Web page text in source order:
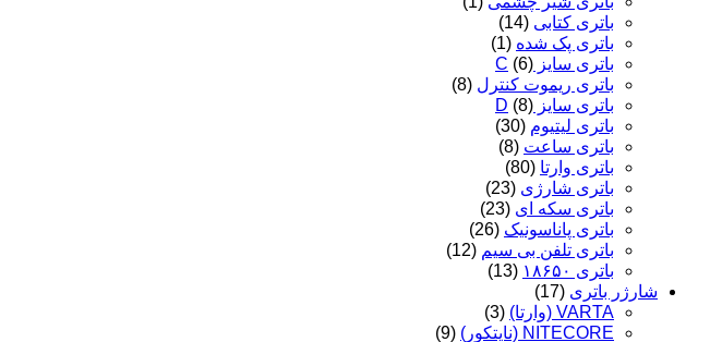
باتری کتابی (14)
باتری پک شده (1)
باتری سایز C (6)
باتری ریموت کنترل (8)
باتری سایز D (8)
باتری لیتیوم (30)
باتری ساعت (8)
باتری وارتا (80)
باتری شارژی (23)
باتری سکه ای (23)
باتری پاناسونیک (26)
باتری تلفن بی سیم (12)
باتری ۱۸۶۵۰
(13)
شارژر باتری (17)
VARTA (وارتا)
(3)
NITECORE (نایتکور)
(9)